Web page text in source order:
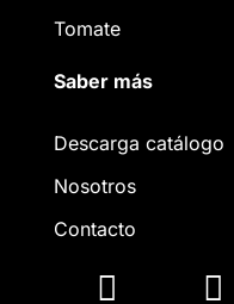
Tomate
Saber más
Descarga catálogo
Nosotros
Contacto
 